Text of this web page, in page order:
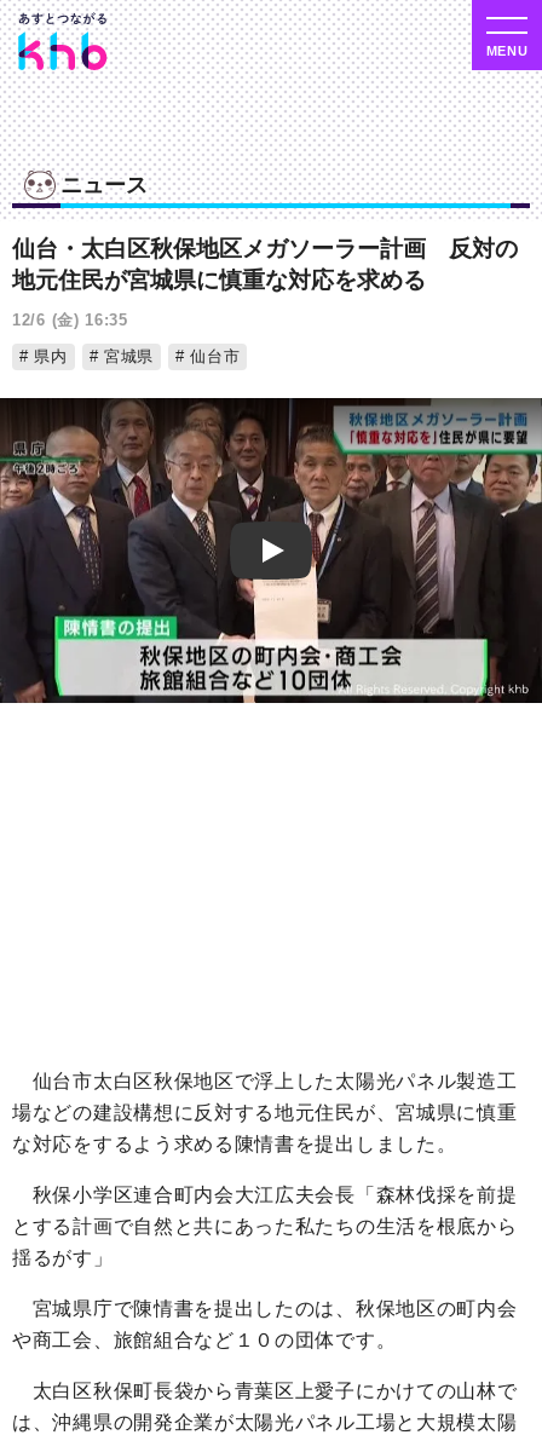
ニュース
仙台・太白区秋保地区メガソーラー計画 反対の
地元住民が宮城県に慎重な対応を求める
12/6 (金) 16:35
県内
宮城県 仙台市
Play
仙台市太白区秋保地区で浮上した太陽光パネル製造工
場などの建設構想に反対する地元住民が、宮城県に慎重
な対応をするよう求める陳情書を提出しました。
秋保小学区連合町内会大江広夫会長「森林伐採を前提
とする計画で自然と共にあった私たちの生活を根底から
揺るがす」
宮城県庁で陳情書を提出したのは、秋保地区の町内会
や商工会、旅館組合など１０の団体です。
太白区秋保町長袋から青葉区上愛子にかけての山林で
は、沖縄県の開発企業が太陽光パネル工場と大規模太陽